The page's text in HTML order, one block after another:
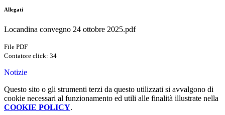
Allegati
Locandina convegno 24 ottobre 2025.pdf
File PDF
Contatore click: 34
Notizie
Questo sito o gli strumenti terzi da questo utilizzati si avvalgono di
cookie necessari al funzionamento ed utili alle finalità illustrate nella
COOKIE POLICY.